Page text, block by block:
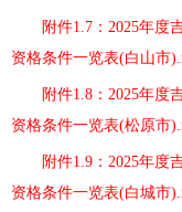
附件1.7：2025年度吉
资格条件一览表(白山市
附件1.8：2025年度吉
资格条件一览表(松原市
附件1.9：2025年度吉
资格条件一览表(白城市